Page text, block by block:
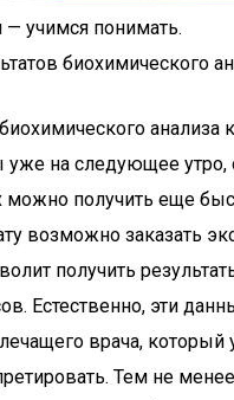
учимся понимать.
биохимического
анализа
уже на следующее утро,
можно получить еще
возможно заказать
получить
Естественно, эти
врача, который
Тем не